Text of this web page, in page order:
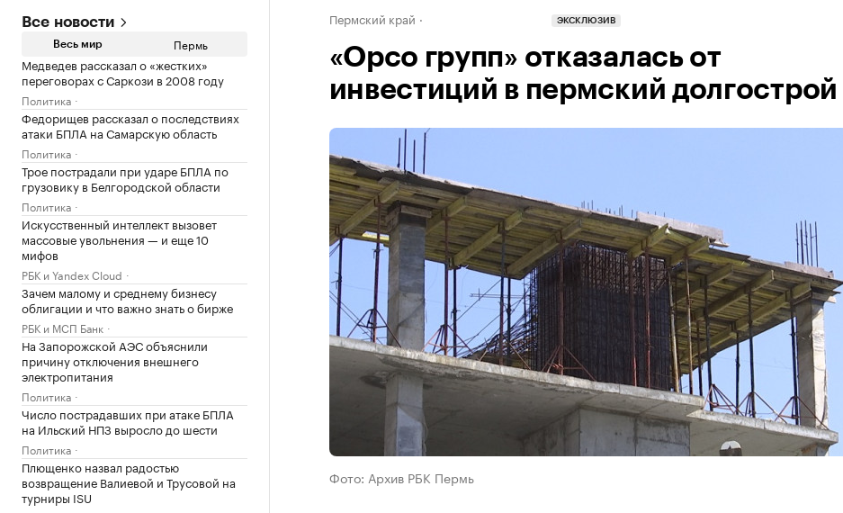
Все новости
Весь мир Пермь
Медведев рассказал о «жестких»
переговорах с Саркози в 2008 году
Политика
Федорищев рассказал о последствиях
атаки БПЛА на Самарскую область
Политика
Трое пострадали при ударе БПЛА по
грузовику в Белгородской области
Политика
Искусственный интеллект вызовет
массовые увольнения — и еще 10
мифов
РБК и Yandex Cloud
Зачем малому и среднему бизнесу
облигации и что важно знать о бирже
РБК и МСП Банк
На Запорожской АЭС объяснили
причину отключения внешнего
электропитания
Политика
Число пострадавших при атаке БПЛА
на Ильский НПЗ выросло до шести
Политика
Плющенко назвал радостью
возвращение Валиевой и Трусовой на
турниры ISU
Пермский край ЭКСКЛЮЗИВ
«Орсо групп» отказалась от
инвестиций в пермский долгострой
Фото: Архив РБК Пермь